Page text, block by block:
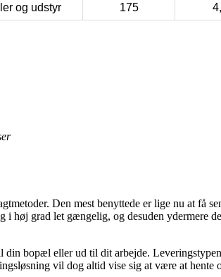
og udstyr 175
Den mest benyttede er lige nu at få
i høj grad let gængelig, og desuden ydermere
bopæl eller ud til dit arbejde.
vil dog altid vise sig at være at hente